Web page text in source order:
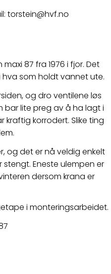
torstein@hvf.no
87 fra 1976 i fjor. Det
som holdt vannet ute.
og dro ventilene løs
bar lite preg av å ha lagt i
kraftig korrodert. Slike ting
og det er nå veldig enkelt
Eneste ulempen er
dersom krana er
i monteringsarbeidet.